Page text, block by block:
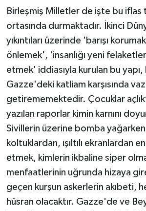
Birleşmiş Milletler de işte bu iflas
ortasında durmaktadır. İkinci
yıkıntıları üzerinde 'barışı
önlemek', 'insanlığı yeni
etmek' iddiasıyla kurulan bu yapı,
Gazze'deki katliam karşısında
getirememektedir. Çocuklar
yazılan raporlar kimin karnını
Sivillerin üzerine bomba
koltuklardan, ışıltılı ekranlardan
etmek, kimlerin ikbaline siper
menfaatlerinin uğrunda hizaya
geçen kurşun askerlerin akıbeti,
hüsran olacaktır. Gazze'de ve